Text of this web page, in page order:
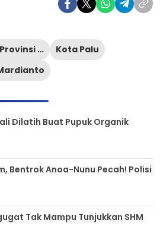
Dinkes Provinsi Sulteng
Kota Palu
Dilatih Buat Pupuk Organik
Bentrok Anoa-Nunu Pecah! Polisi
Tak Mampu Tunjukkan SHM